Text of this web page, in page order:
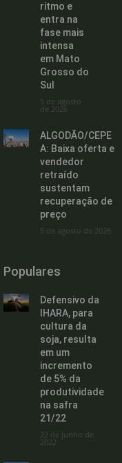
ritmo e
entra na
fase mais
intensa
em Mato
Grosso do
Sul
5 de agosto
de 2026
ALGODÃO/CEPE
A: Baixa oferta e
vendedor
retraído
sustentam
recuperação de
preço
5 de agosto de 2026
Populares
Defensivo da
IHARA, para
cultura da
soja, resulta
em um
incremento
de 5% da
produtividade
na safra
21/22
22 de junho de
2022